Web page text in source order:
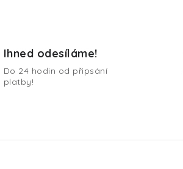
Ihned odesíláme!
Do 24 hodin od připsání
platby!